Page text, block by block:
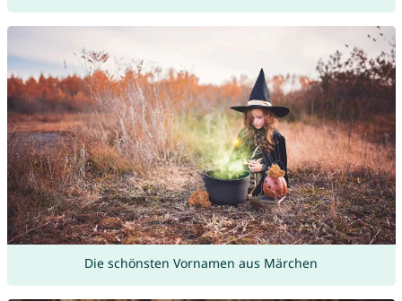
Die schönsten Vornamen aus Märchen